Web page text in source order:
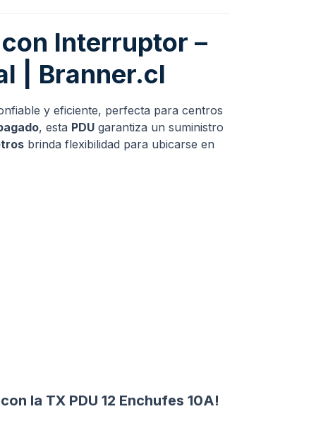
Interruptor –
| Branner.cl
y eficiente, perfecta para centros
, esta PDU garantiza un suministro
brinda flexibilidad para ubicarse en
la TX PDU 12 Enchufes 10A!